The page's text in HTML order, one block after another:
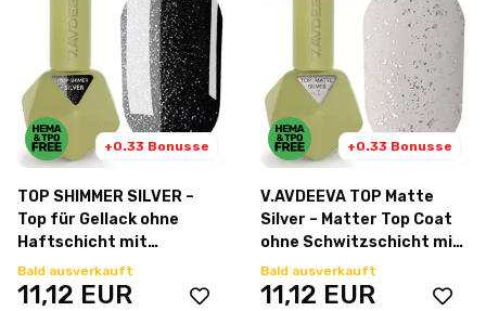
+0.33 Bonusse
TOP SHIMMER SILVER –
Top für Gellack ohne
Haftschicht mit
silbernem Shimmer, 12 ml
| Victoria Avdeeva
Bald ausverkauft
11,12 EUR
+0.33 Bonusse
V.AVDEEVA TOP Matte
Silver – Matter Top Coat
ohne Schwitzschicht mit
silbernen Potal-Partikeln,
12 ml
Bald ausverkauft
11,12 EUR